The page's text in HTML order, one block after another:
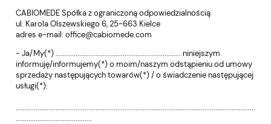
CABIOMEDE Spółka z ograniczoną odpowiedzialnością
ul. Karola Olszewskiego 6, 25-663 Kielce
adres e-mail: office@cabiomede.com
- Ja/My(*) ..................................................................... niniejszym
informuję/informujemy(*) o moim/naszym odstąpieniu od umowy
sprzedaży następujących towarów(*) / o świadczenie następującej
usługi(*):
....................................................................................................................................
..........................................